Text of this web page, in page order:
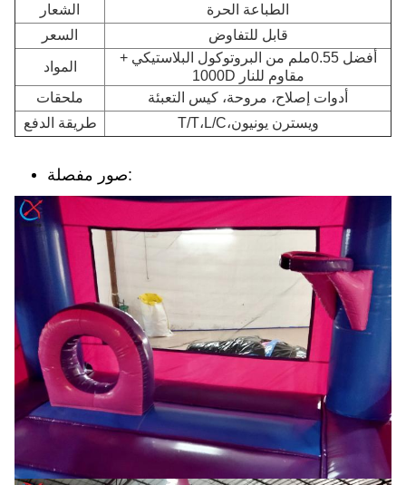
الشعار
الطباعة الحرة
السعر
قابل للتفاوض
المواد
أفضل 0.55ملم من البروتوكول البلاستيكي +
1000D مقاوم للنار
ملحقات
أدوات إصلاح، مروحة، كيس التعبئة
طريقة الدفع
T/T،L/C،ويسترن يونيون
صور مفصلة: